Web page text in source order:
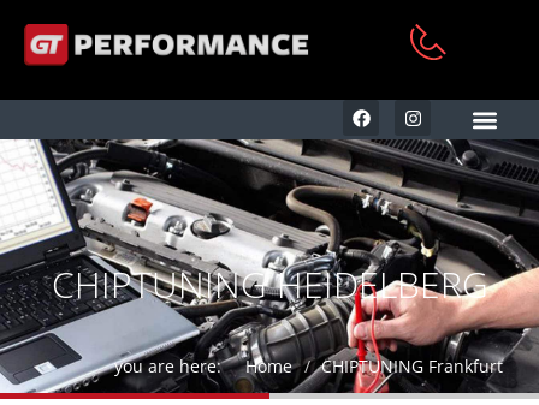
CHIPTUNING HEIDELBERG
you are here: Home CHIPTUNING Frankfurt